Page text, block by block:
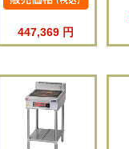
447,369 円